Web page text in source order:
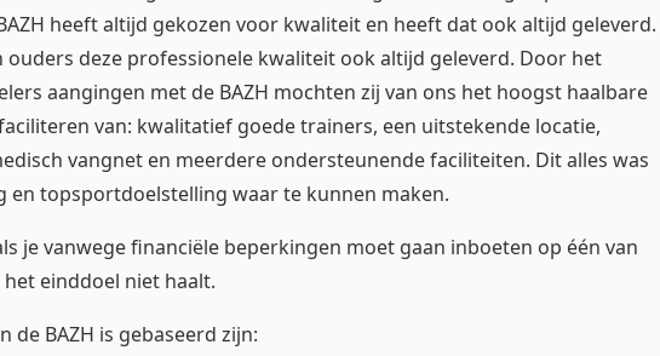
heeft altijd gekozen voor kwaliteit en heeft dat ook altijd geleverd.
ouders deze professionele kwaliteit ook altijd geleverd. Door het
aangingen met de BAZH mochten zij van ons het hoogst haalbare
van: kwalitatief goede trainers, een uitstekende locatie,
vangnet en meerdere ondersteunende faciliteiten. Dit alles was
topsportdoelstelling waar te kunnen maken.
je vanwege financiële beperkingen moet gaan inboeten op één van
einddoel niet haalt.
de BAZH is gebaseerd zijn: